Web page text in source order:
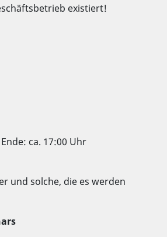
existiert!
ca. 17:00 Uhr
und solche, die es werden